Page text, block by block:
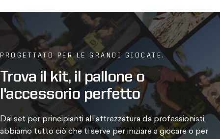
PROGETTATO PER LE GRANDI GIOCATE.
Trova il kit, il pallone o
l'accessorio perfetto
Dai set per principianti all'attrezzatura da professionisti,
abbiamo tutto ciò che ti serve per iniziare a giocare o per